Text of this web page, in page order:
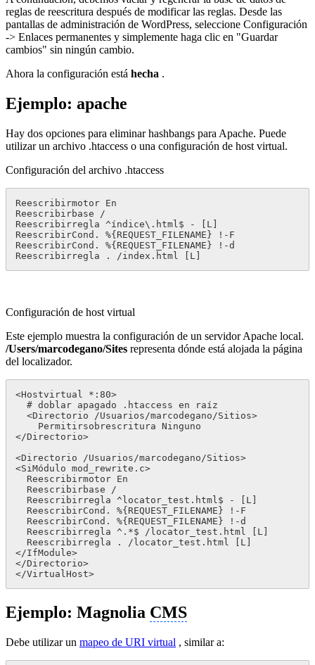
reglas de reescritura después de modificar las reglas. Desde las
pantallas de administración de WordPress, seleccione Configuración
-> Enlaces permanentes y simplemente haga clic en "Guardar
cambios" sin ningún cambio.
Ahora la configuración está hecha .
Ejemplo: apache
Hay dos opciones para eliminar hashbangs para Apache. Puede
utilizar un archivo .htaccess o una configuración de host virtual.
Configuración del archivo .htaccess
Reescribirmotor En
Reescribirbase /
Reescribirregla ^índice\.html$ - [L]
ReescribirCond. %{REQUEST_FILENAME} !-F
ReescribirCond. %{REQUEST_FILENAME} !-d
Reescribirregla . /index.html [L]
Configuración de host virtual
Este ejemplo muestra la configuración de un servidor Apache local.
/Users/marcodegano/Sites representa dónde está alojada la página
del localizador.
<Hostvirtual *:80>
</Directorio>
<Directorio /Usuarios/marcodegano/Sitios>
<SiMódulo mod_rewrite.c>
</IfModule>
</Directorio>
</VirtualHost>
Ejemplo: Magnolia CMS
Debe utilizar un mapeo de URI virtual , similar a: